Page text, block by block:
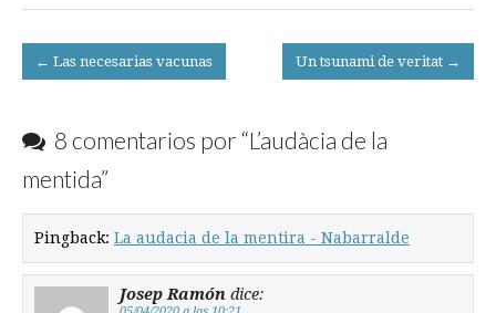
Post
navigation
← Las necesarias vacunas Un tsunami de veritat →
8 comentarios por “L’audàcia de la
mentida”
Pingback: La audacia de la mentira - Nabarralde
Josep Ramón dice: